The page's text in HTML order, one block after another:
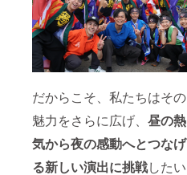
だからこそ、私たちはその
魅力をさらに広げ、 昼の熱
気から夜の感動へとつなげ
る新しい演出に挑戦したい